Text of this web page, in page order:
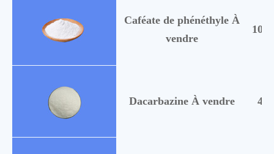
Caféate de phénéthyle À
vendre
Dacarbazine À vendre